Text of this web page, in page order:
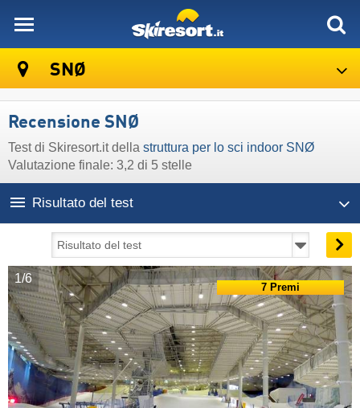
SNØ
Recensione SNØ
Test di Skiresort.it della struttura per lo sci indoor SNØ
Valutazione finale: 3,2 di 5 stelle
Risultato del test
1/6
7 Premi